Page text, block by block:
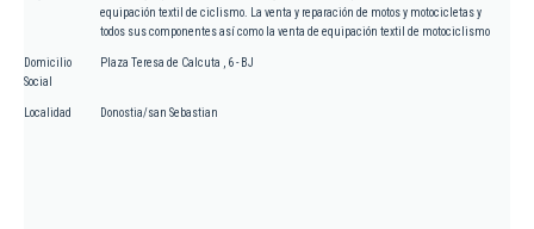
equipación textil de ciclismo. La venta y reparación de motos y motocicletas y
todos sus componentes así como la venta de equipación textil de motociclismo
Domicilio
Social
Plaza Teresa de Calcuta , 6 - BJ
Localidad Donostia/san Sebastian